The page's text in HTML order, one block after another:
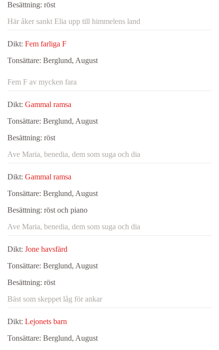
Besättning: röst
Här åker sankt Elia upp till himmelens land
Dikt: Fem farliga F
Tonsättare: Berglund, August
Fem F av mycken fara
Dikt: Gammal ramsa
Tonsättare: Berglund, August
Besättning: röst
Ave Maria, benedia, dem som suga och dia
Dikt: Gammal ramsa
Tonsättare: Berglund, August
Besättning: röst och piano
Ave Maria, benedia, dem som suga och dia
Dikt: Jone havsfärd
Tonsättare: Berglund, August
Besättning: röst
Bäst som skeppet låg för ankar
Dikt: Lejonets barn
Tonsättare: Berglund, August